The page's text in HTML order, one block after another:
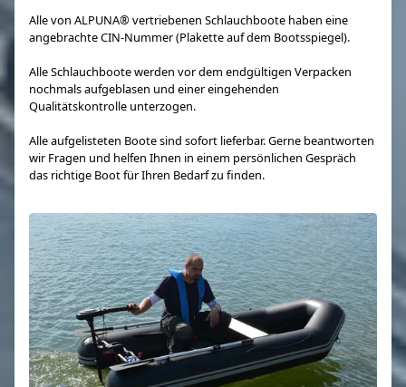
Alle von ALPUNA® vertriebenen Schlauchboote haben eine
angebrachte CIN-Nummer (Plakette auf dem Bootsspiegel).
Alle Schlauchboote werden vor dem endgültigen Verpacken
nochmals aufgeblasen und einer eingehenden
Qualitätskontrolle unterzogen.
Alle aufgelisteten Boote sind sofort lieferbar. Gerne beantworten
wir Fragen und helfen Ihnen in einem persönlichen Gespräch
das richtige Boot für Ihren Bedarf zu finden.